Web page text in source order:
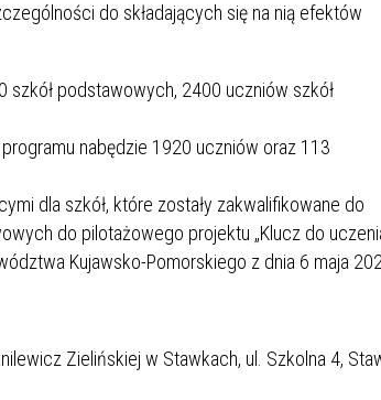
do składających się na nią efektów
szkół podstawowych, 2400 uczniów szkół
nabędzie 1920 uczniów oraz 113
dla szkół, które zostały zakwalifikowane do
do pilotażowego projektu „Klucz do
Kujawsko-Pomorskiego z dnia 6 maja
Zielińskiej w Stawkach, ul. Szkolna 4,